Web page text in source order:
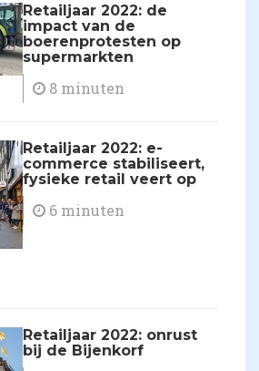
Retailjaar 2022: de
impact van de
boerenprotesten op
supermarkten
8 minuten
Retailjaar 2022: e-
commerce stabiliseert,
fysieke retail veert op
6 minuten
Retailjaar 2022: onrust
bij de Bijenkorf